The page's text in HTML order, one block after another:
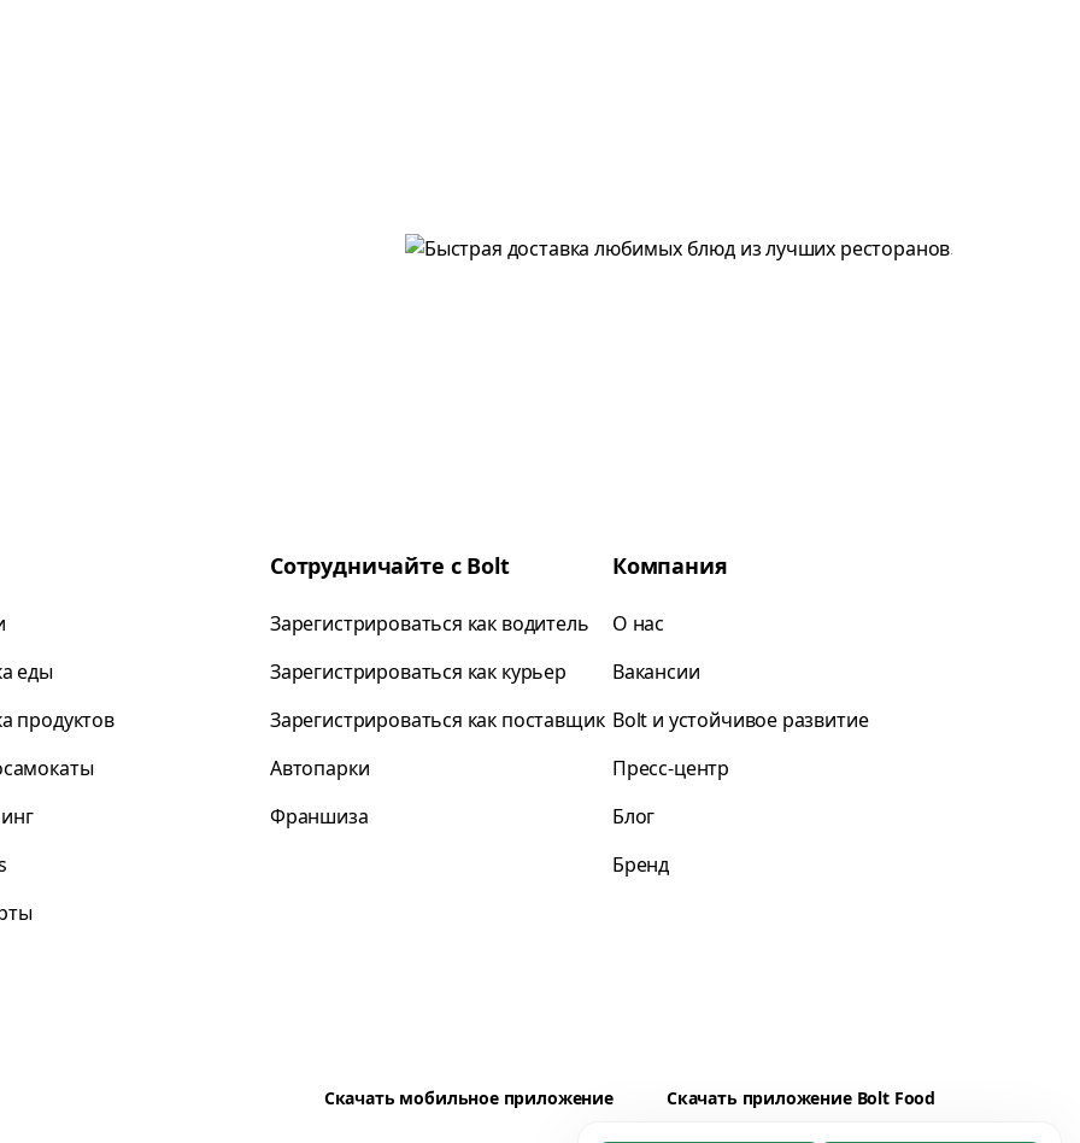
еды
продуктов
Сотрудничайте с Bolt
Зарегистрироваться как водитель
Зарегистрироваться как курьер
Зарегистрироваться как поставщик
Автопарки
Франшиза
Компания
О нас
Вакансии
Bolt и устойчивое развитие
Пресс-центр
Блог
Бренд
Скачать мобильное приложение Скачать приложение Bolt Food